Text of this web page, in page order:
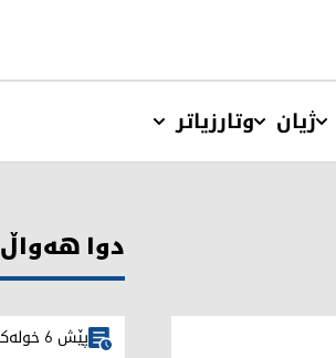
ژیان وتارزیاتر
دوا هەواڵ
پێش 6 خولەک